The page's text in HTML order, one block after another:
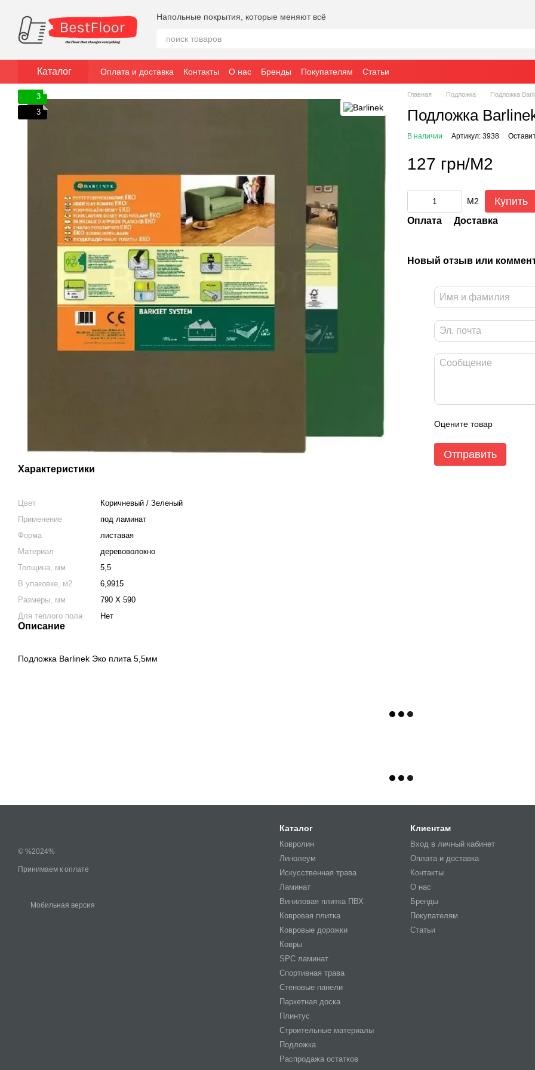
Напольные покрытия, которые меняют всё
Каталог Оплата и доставка Контакты О нас Бренды Покупателям Статьи
3
3
Характеристики
Цвет
Коричневый / Зеленый
Применение
под ламинат
Форма
листавая
Материал
деревоволокно
Толщина, мм
5,5
В упаковке, м2
6,9915
Размеры, мм
790 Х 590
Для теплого пола
Нет
Описание
Подложка Barlinek Эко плита 5,5мм
Главная Подложка Подложка
Подложка
В наличии Артикул: 3938
127 грн/М2
М2 Купить
Оплата Доставка
Новый отзыв или
Оцените товар
Отправить
© %2024%
Принимаем к оплате
Мобильная версия
Каталог
Ковролин
Линолеум
Искусственная трава
Ламинат
Виниловая плитка ПВХ
Ковровая плитка
Ковровые дорожки
Ковры
SPC ламинат
Спортивная трава
Стеновые панели
Паркетная доска
Плинтус
Строительные материалы
Подложка
Распродажа остатков
Клиентам
Вход в личный кабинет
Оплата и доставка
Контакты
О нас
Бренды
Покупателям
Статьи